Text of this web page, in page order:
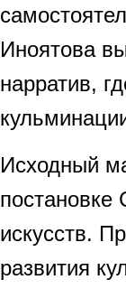
Иноятова
нарратив,
Исходный
постановке
искусств.
развития